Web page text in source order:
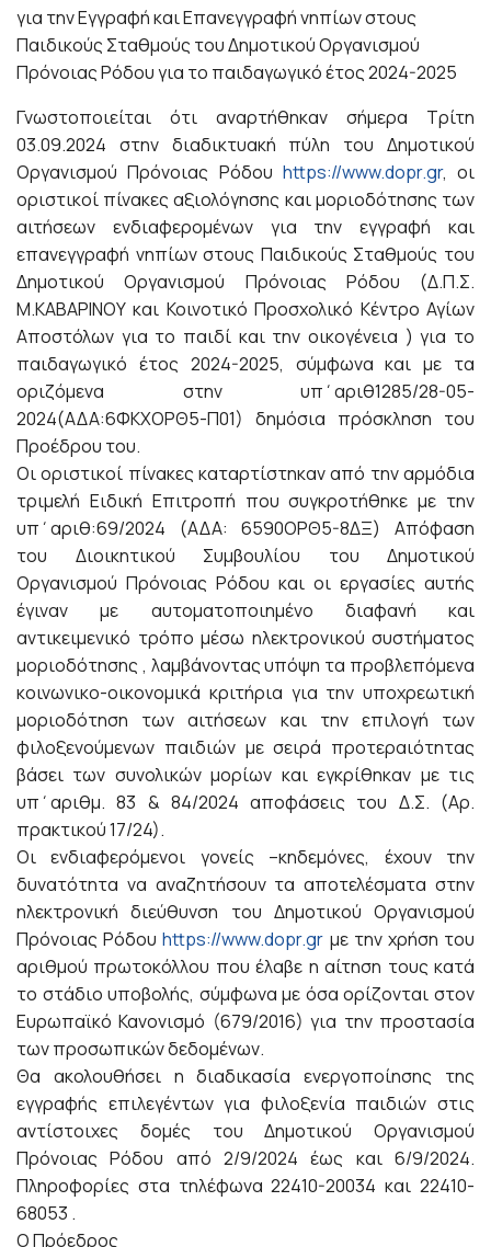
για την Εγγραφή και Επανεγγραφή νηπίων στους
Παιδικούς Σταθμούς του Δημοτικού Οργανισμού
Πρόνοιας Ρόδου για το παιδαγωγικό έτος 2024-2025
Γνωστοποιείται ότι αναρτήθηκαν σήμερα Τρίτη
03.09.2024 στην διαδικτυακή πύλη του Δημοτικού
Οργανισμού Πρόνοιας Ρόδου https://www.dopr.gr, οι
οριστικοί πίνακες αξιολόγησης και μοριοδότησης των
αιτήσεων ενδιαφερομένων για την εγγραφή και
επανεγγραφή νηπίων στους Παιδικούς Σταθμούς του
Δημοτικού Οργανισμού Πρόνοιας Ρόδου (Δ.Π.Σ.
Μ.ΚΑΒΑΡΙΝΟΥ και Κοινοτικό Προσχολικό Κέντρο Αγίων
Αποστόλων για το παιδί και την οικογένεια ) για το
παιδαγωγικό έτος 2024-2025, σύμφωνα και με τα
οριζόμενα στην υπ΄αριθ1285/28-05-
2024(ΑΔΑ:6ΦΚΧΟΡΘ5-Π01) δημόσια πρόσκληση του
Προέδρου του.
Οι οριστικοί πίνακες καταρτίστηκαν από την αρμόδια
τριμελή Ειδική Επιτροπή που συγκροτήθηκε με την
υπ΄αριθ:69/2024 (ΑΔΑ: 6590ΟΡΘ5-8ΔΞ) Απόφαση
του Διοικητικού Συμβουλίου του Δημοτικού
Οργανισμού Πρόνοιας Ρόδου και οι εργασίες αυτής
έγιναν με αυτοματοποιημένο διαφανή και
αντικειμενικό τρόπο μέσω ηλεκτρονικού συστήματος
μοριοδότησης , λαμβάνοντας υπόψη τα προβλεπόμενα
κοινωνικο-οικονομικά κριτήρια για την υποχρεωτική
μοριοδότηση των αιτήσεων και την επιλογή των
φιλοξενούμενων παιδιών με σειρά προτεραιότητας
βάσει των συνολικών μορίων και εγκρίθηκαν με τις
υπ΄αριθμ. 83 & 84/2024 αποφάσεις του Δ.Σ. (Αρ.
πρακτικού 17/24).
Οι ενδιαφερόμενοι γονείς –κηδεμόνες, έχουν την
δυνατότητα να αναζητήσουν τα αποτελέσματα στην
ηλεκτρονική διεύθυνση του Δημοτικού Οργανισμού
Πρόνοιας Ρόδουhttps://www.dopr.gr με την χρήση του
αριθμού πρωτοκόλλου που έλαβε η αίτηση τους κατά
το στάδιο υποβολής, σύμφωνα με όσα ορίζονται στον
Ευρωπαϊκό Κανονισμό (679/2016) για την προστασία
των προσωπικών δεδομένων.
Θα ακολουθήσει η διαδικασία ενεργοποίησης της
εγγραφής επιλεγέντων για φιλοξενία παιδιών στις
αντίστοιχες δομές του Δημοτικού Οργανισμού
Πρόνοιας Ρόδου από 2/9/2024 έως και 6/9/2024.
Πληροφορίες στα τηλέφωνα 22410-20034 και 22410-
68053 .
Ο Πρόεδρος